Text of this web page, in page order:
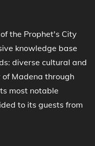
the Prophet's City
knowledge base
diverse cultural and
Madena through
most notable
to its guests from